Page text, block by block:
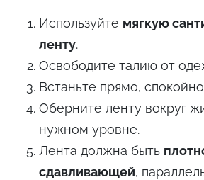
Используйте мягкую
ленту.
Освободите талию от
Встаньте прямо,
Оберните ленту вокруг
нужном уровне.
Лента должна быть
сдавливающей,